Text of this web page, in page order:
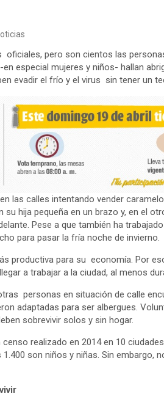
oficiales, pero son cientos las
especial mujeres y niños- hallan
evadir el frío y el virus sin tener un
las calles intentando vender
su hija pequeña en un brazo y, en el
Pese a que también ha
para pasar la fría noche de invierno.
productiva para su economía. Por
a trabajar a la ciudad, al menos
personas en situación de calle
adaptadas para ser albergues.
sobrevivir solos y sin hogar.
realizado en 2014 en 10
son niños y niñas. Sin embargo,